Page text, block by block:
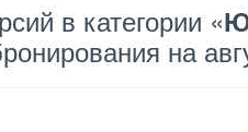
в категории «
на